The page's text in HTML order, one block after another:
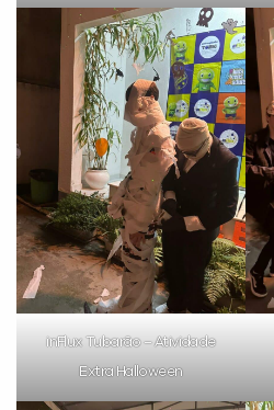
inFlux Tubarão – Atividade
Extra Halloween